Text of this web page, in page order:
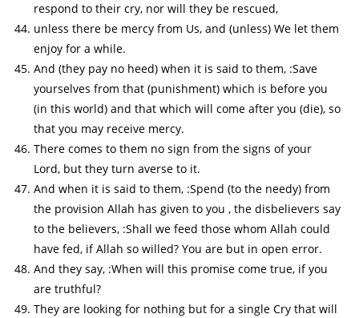
respond to their cry, nor will they be rescued,
unless there be mercy from Us, and (unless) We let them
enjoy for a while.
And (they pay no heed) when it is said to them, :Save
yourselves from that (punishment) which is before you
(in this world) and that which will come after you (die), so
that you may receive mercy.
There comes to them no sign from the signs of your
Lord, but they turn averse to it.
And when it is said to them, :Spend (to the needy) from
the provision Allah has given to you , the disbelievers say
to the believers, :Shall we feed those whom Allah could
have fed, if Allah so willed? You are but in open error.
And they say, :When will this promise come true, if you
are truthful?
They are looking for nothing but for a single Cry that will